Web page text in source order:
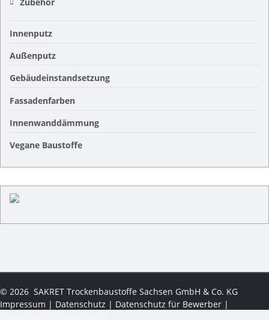
Innenputz
Außenputz
Gebäudeinstandsetzung
Fassadenfarben
Innenwanddämmung
Vegane Baustoffe
© 2026 SAKRET Trockenbaustoffe Sachsen GmbH & Co. KG
Impressum | Datenschutz | Datenschutz für Bewerber |